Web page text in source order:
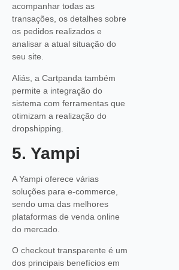
acompanhar todas as
transações, os detalhes sobre
os pedidos realizados e
analisar a atual situação do
seu site.
Aliás, a Cartpanda também
permite a integração do
sistema com ferramentas que
otimizam a realização do
dropshipping.
5. Yampi
A Yampi oferece várias
soluções para e-commerce,
sendo uma das melhores
plataformas de venda online
do mercado.
O checkout transparente é um
dos principais benefícios em